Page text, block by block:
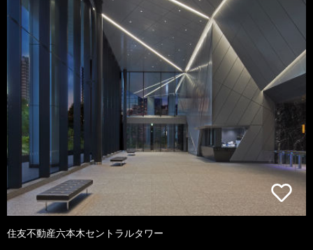
住友不動産六本木セントラルタワー